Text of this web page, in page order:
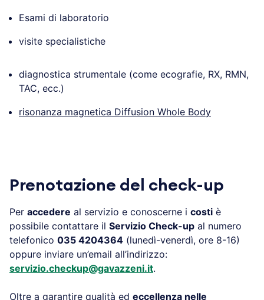
Esami di laboratorio
visite specialistiche
diagnostica strumentale (come ecografie, RX, RMN,
TAC, ecc.)
risonanza magnetica Diffusion Whole Body
Prenotazione del check-up
Per accedere al servizio e conoscerne i costi è
possibile contattare il Servizio Check-up al numero
telefonico 035 4204364 (lunedì-venerdì, ore 8-16)
oppure inviare un’email all’indirizzo:
servizio.checkup@gavazzeni.it.
Oltre a garantire qualità ed eccellenza nelle